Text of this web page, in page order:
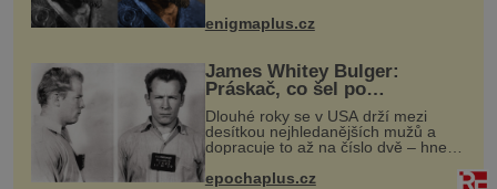
nacistické Německo zahajuje operaci
Barbarossa a napadá Sovětský svaz.
enigmaplus.cz
James Whitey Bulger:
Práskač, co šel po
práskačích
Dlouhé roky se v USA drží mezi
desítkou nejhledanějších mužů a
dopracuje to až na číslo dvě – hned
po Usámovi bin Ládinovi (1957–
2011). To je James „Whitey“ Bulger
epochaplus.cz